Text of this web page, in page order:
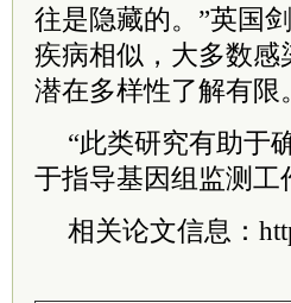
往是隐藏的。”英国
疾病相似，大多数
潜在多样性了解有限。
“此类研究有助于
于指导基因组监测工
相关论文信息：